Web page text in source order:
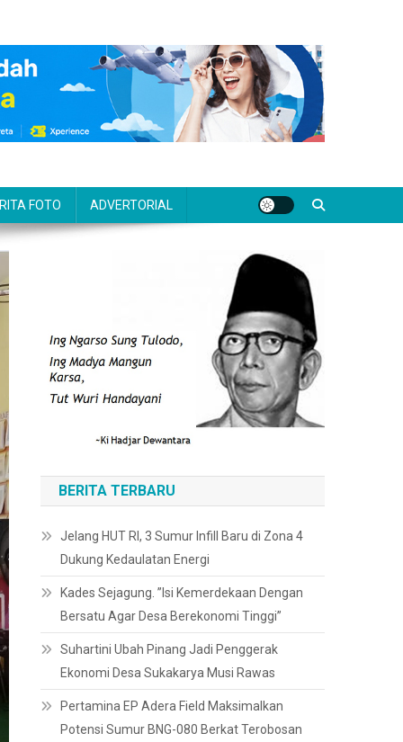
FOTO ADVERTORIAL
BERITA TERBARU
Jelang HUT RI, 3 Sumur Infill Baru di Zona 4
Dukung Kedaulatan Energi
Kades Sejagung. ”Isi Kemerdekaan Dengan
Bersatu Agar Desa Berekonomi Tinggi”
Suhartini Ubah Pinang Jadi Penggerak
Ekonomi Desa Sukakarya Musi Rawas
Pertamina EP Adera Field Maksimalkan
Potensi Sumur BNG-080 Berkat Terobosan